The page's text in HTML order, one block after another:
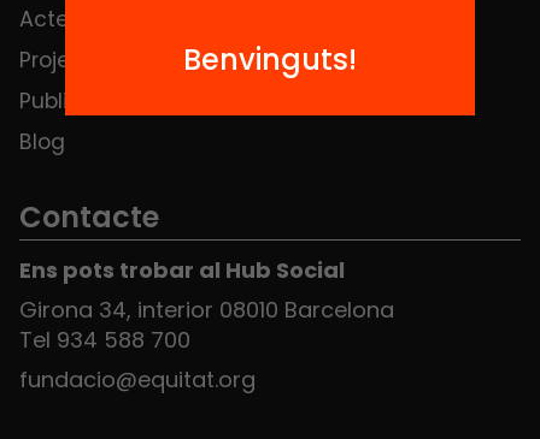
Actes
Projectes
Publicacions i vídeos
Blog
Contacte
Contacte
Ens pots trobar al Hub Social
Girona 34, interior 08010 Barcelona
Tel 934 588 700
fundacio@equitat.org
Benvinguts!